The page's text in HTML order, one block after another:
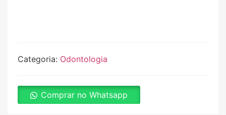
Categoria: Odontologia
Comprar no Whatsapp